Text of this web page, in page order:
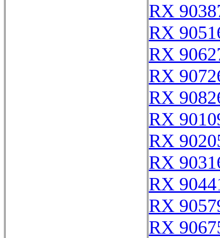
RX
RX
RX
RX
RX
RX
RX
RX
RX
RX
RX